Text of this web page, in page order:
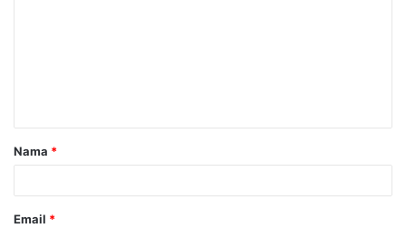
a
r
Nama *
Email *